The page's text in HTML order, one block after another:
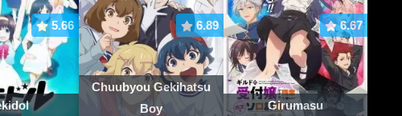
5.66 6.89
Chuubyou Gekihatsu
Boy
6.67
Girumasu